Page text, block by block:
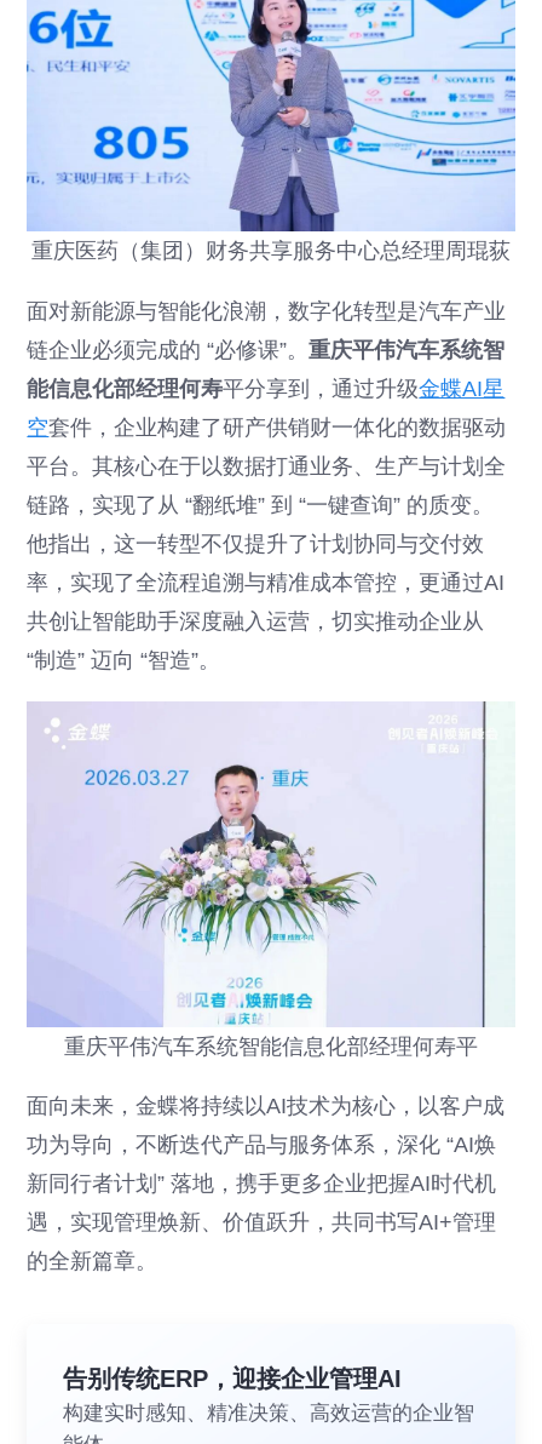
重庆医药（集团）财务共享服务中心总经理周琨荻
面对新能源与智能化浪潮，数字化转型是汽车产业
链企业必须完成的 “必修课”。重庆平伟汽车系统智
能信息化部经理何寿平分享到，通过升级金蝶AI星
空套件，企业构建了研产供销财一体化的数据驱动
平台。其核心在于以数据打通业务、生产与计划全
链路，实现了从 “翻纸堆” 到 “一键查询” 的质变。
他指出，这一转型不仅提升了计划协同与交付效
率，实现了全流程追溯与精准成本管控，更通过AI
共创让智能助手深度融入运营，切实推动企业从
“制造” 迈向 “智造”。
重庆平伟汽车系统智能信息化部经理何寿平
面向未来，金蝶将持续以AI技术为核心，以客户成
功为导向，不断迭代产品与服务体系，深化 “AI焕
新同行者计划” 落地，携手更多企业把握AI时代机
遇，实现管理焕新、价值跃升，共同书写AI+管理
的全新篇章。
告别传统ERP，迎接企业管理AI
构建实时感知、精准决策、高效运营的企业智